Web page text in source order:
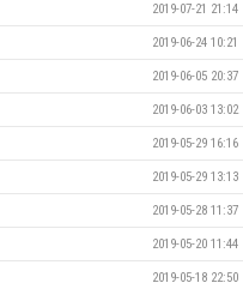
2019-07-21 21:14
2019-06-24 10:21
2019-06-05 20:37
2019-06-03 13:02
2019-05-29 16:16
2019-05-29 13:13
2019-05-28 11:37
2019-05-20 11:44
2019-05-18 22:50